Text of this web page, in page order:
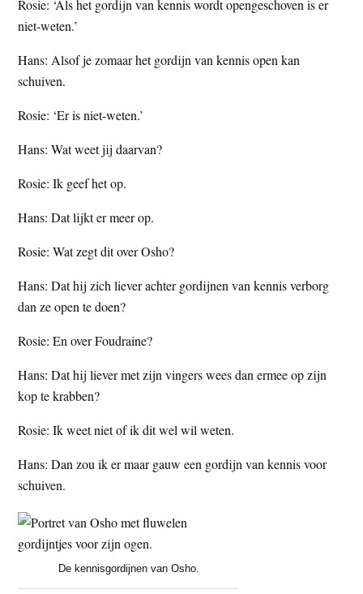
Rosie: ‘Als het gordijn van kennis wordt opengeschoven is er
niet-weten.’
Hans: Alsof je zomaar het gordijn van kennis open kan
schuiven.
Rosie: ‘Er is niet-weten.’
Hans: Wat weet jij daarvan?
Rosie: Ik geef het op.
Hans: Dat lijkt er meer op.
Rosie: Wat zegt dit over Osho?
Hans: Dat hij zich liever achter gordijnen van kennis verborg
dan ze open te doen?
Rosie: En over Foudraine?
Hans: Dat hij liever met zijn vingers wees dan ermee op zijn
kop te krabben?
Rosie: Ik weet niet of ik dit wel wil weten.
Hans: Dan zou ik er maar gauw een gordijn van kennis voor
schuiven.
De kennisgordijnen van Osho.